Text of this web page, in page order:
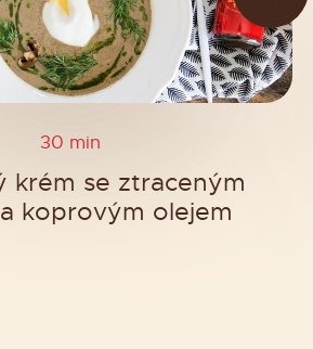
30 min
krém se ztraceným
koprovým olejem